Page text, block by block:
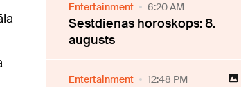
Entertainment 6:20 AM
Sestdienas horoskops: 8.
augusts
Entertainment 12:48 PM